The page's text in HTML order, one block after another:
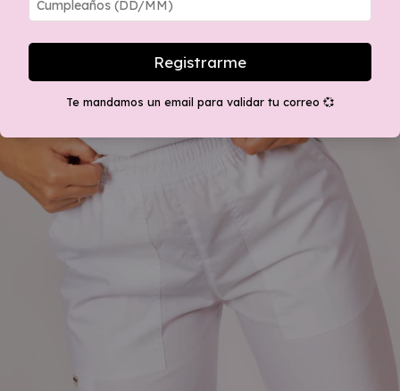
Registrarme
Te mandamos un email para validar tu correo 💞